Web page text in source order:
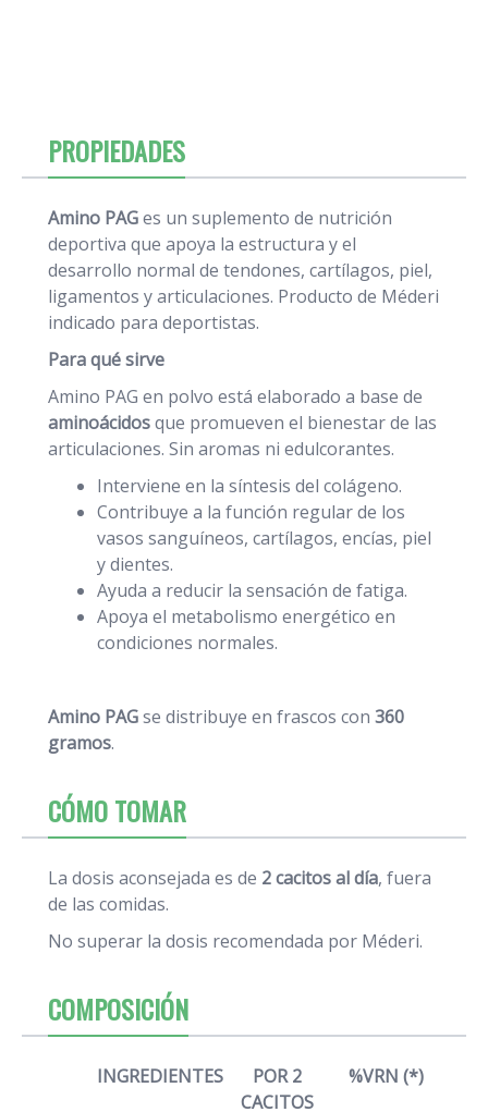
PROPIEDADES
Amino PAGes un suplemento de nutrición
deportiva que apoya la estructura y el
desarrollo normal de tendones, cartílagos, piel,
ligamentos y articulaciones. Producto de Méderi
indicado para deportistas.
Para qué sirve
Amino PAG en polvo está elaborado a base de
aminoácidosque promueven el bienestar de las
articulaciones. Sin aromas ni edulcorantes.
Interviene en la síntesis del colágeno.
Contribuye a la función regular de los
vasos sanguíneos, cartílagos, encías, piel
y dientes.
Ayuda a reducir la sensación de fatiga.
Apoya el metabolismo energético en
condiciones normales.
Amino PAGse distribuye en frascos con 360
gramos.
CÓMO TOMAR
La dosis aconsejada es de 2 cacitos al día, fuera
de las comidas.
No superar la dosis recomendada por Méderi.
COMPOSICIÓN
INGREDIENTES
POR 2
CACITOS
%VRN (*)